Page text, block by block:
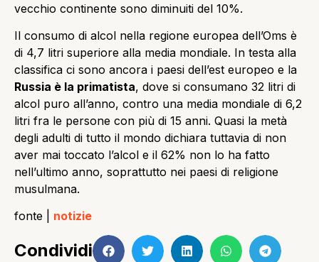
vecchio continente sono diminuiti del 10%.
Il consumo di alcol nella regione europea dell’Oms è
di 4,7 litri superiore alla media mondiale. In testa alla
classifica ci sono ancora i paesi dell’est europeo e la
Russia è la primatista, dove si consumano 32 litri di
alcol puro all’anno, contro una media mondiale di 6,2
litri fra le persone con più di 15 anni. Quasi la metà
degli adulti di tutto il mondo dichiara tuttavia di non
aver mai toccato l’alcol e il 62% non lo ha fatto
nell’ultimo anno, soprattutto nei paesi di religione
musulmana.
fonte | notizie
Condividi